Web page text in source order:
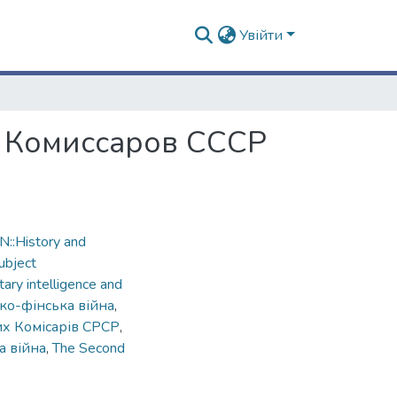
Увійти
СССР
and
intelligence and
фінська війна,
Комісарів СРСР,
війна,The Second